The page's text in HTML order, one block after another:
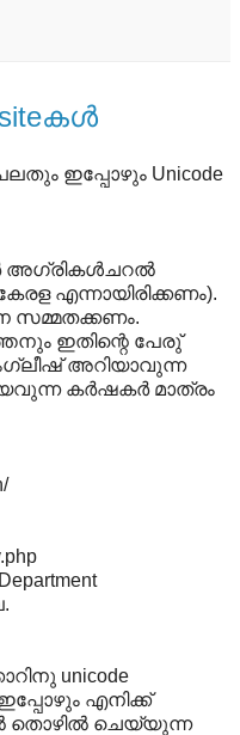
ഇപ്പോഴും Unicode
അഗ്രികൾചറൽ
എന്നായിരിക്കണം).
സമ്മതക്കണം.
ഇതിന്റെ പേരു്
അറിയാവുന്ന
കർഷകർ മാത്രം
unicode
എനിക്ക്
തൊഴിൽ ചെയ്യുന്ന